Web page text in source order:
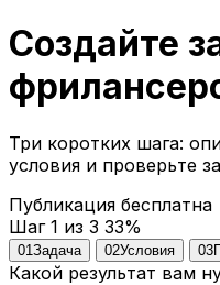
Создайте
Три коротких шага:
условия и проверьте
Публикация бесплатна
Шаг 1 из 3 33%
01 Задача 02Условия 03
Какой результат вам